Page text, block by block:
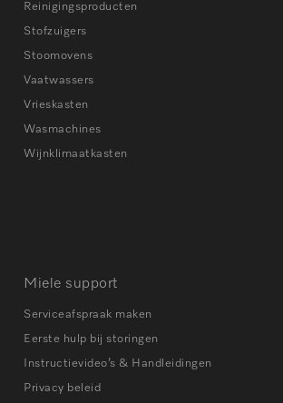
Reinigingsproducten
Stofzuigers
Stoomovens
Vaatwassers
Vrieskasten
Wasmachines
Wijnklimaatkasten
Miele support
Serviceafspraak maken
Eerste hulp bij storingen
Instructievideo’s & Handleidingen
Privacy beleid